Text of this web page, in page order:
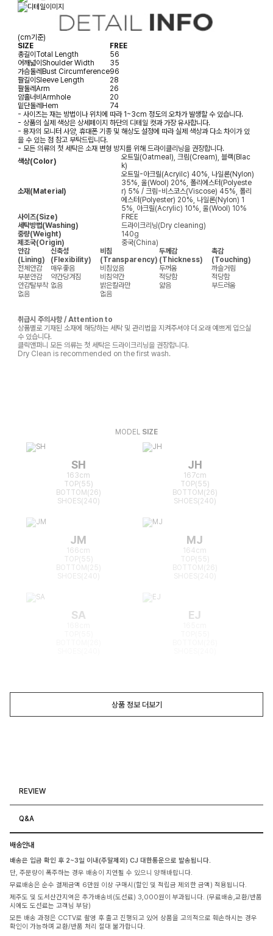
(cm기준)
SIZE
FREE
총길이 Total Length
56
어깨넓이 Shoulder Width
35
가슴둘레 Bust Circumference96
팔길이 Sleeve Length
28
팔둘레 Arm
26
암홀너비 Armhole
20
밑단둘레 Hem
74
- 사이즈는 재는 방법이나 위치에 따라 1~3cm 정도의 오차가 발생할 수 있습니다.
- 상품의 실제 색상은 상세페이지 하단의 디테일 컷과 가장 유사합니다.
- 용자의 모니터 사양, 휴대폰 기종 및 해상도 설정에 따라 실제 색상과 다소 차이가 있
을 수 있는 점 참고 부탁드립니다.
- 모든 의류의 첫 세탁은 소재 변형 방지를 위해 드라이클리닝을 권장합니다.
색상(Color)
오트밀(Oatmeal), 크림(Cream), 블랙(Blac
k)
소재(Material)
오트밀-아크릴(Acryilc) 40%, 나일론(Nylon)
35%, 울(Wool) 20%, 폴리에스터(Polyeste
r) 5% / 크림-비스코스(Viscose) 45%, 폴리
에스터(Polyester) 20%, 나일론(Nylon) 1
5%, 아크릴(Acrylic) 10%, 울(Wool) 10%
사이즈(Size)
FREE
세탁방법(Washing)
드라이크리닝(Dry cleaning)
중량(Weight)
140g
제조국(Origin)
중국(China)
안감
(Lining)
신축성
(Flexibility)
비침
(Transparency)
두께감
(Thickness)
촉감
(Touching)
전체안감
매우좋음 비침있음 두꺼움
까슬거림
부분안감
약간당겨짐 비침약간 적당함
적당함
안감탈부착 없음 밝은칼라만 얇음
부드러움
없음
없음
취급시 주의사항 / Attention to
상품별로 기재된 소재에 해당하는 세탁 및 관리법을 지켜주셔야 더 오래 예쁘게 입으실
수 있습니다.
클릭앤퍼니 모든 의류는 첫 세탁은 드라이크리닝을 권장합니다.
Dry Clean is recommended on the first wash.
MODEL SIZE
SH
163cm
TOP(55)
BOTTOM(26)
SHOES(240)
JH
167cm
TOP(55)
BOTTOM(26)
SHOES(240)
JM
166cm
TOP(55)
BOTTOM(25)
MJ
164cm
TOP(55)
BOTTOM(26)
SA EJ
상품 정보 더보기
REVIEW
Q&A
배송안내
배송은 입금 확인 후 2~3일 이내(주말제외) CJ 대한통운으로 발송됩니다.
단, 주문량이 폭주하는 경우 배송이 지연될 수 있으니 양해바랍니다.
무료배송은 순수 결제금액 6만원 이상 구매시(할인 및 적립금 제외한 금액) 적용됩니다.
제주도 및 도서산간지역은 추가배송비(도선료) 3,000원이 부과됩니다. (무료배송,교환/반품
시에도 도선료는 고객님 부담)
모든 배송 과정은 CCTV로 촬영 후 출고 진행되고 있어 상품을 고의적으로 훼손하시는 경우
확인이 가능하며 교환/반품 처리 절대 불가합니다.